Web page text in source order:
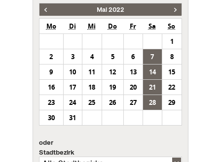
Mai 2022
Mo Di Mi Do Fr Sa
So
1
2
3 4 5 6 7
8
9
10 11 12 13 14
15
16
17 18 19 20 21
22
23
24 25 26 27 28
29
30
31
oder
Stadtbezirk